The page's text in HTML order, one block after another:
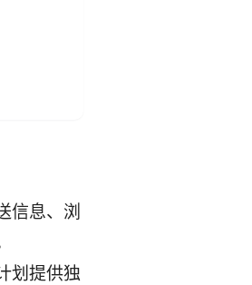
信息、浏
划提供独